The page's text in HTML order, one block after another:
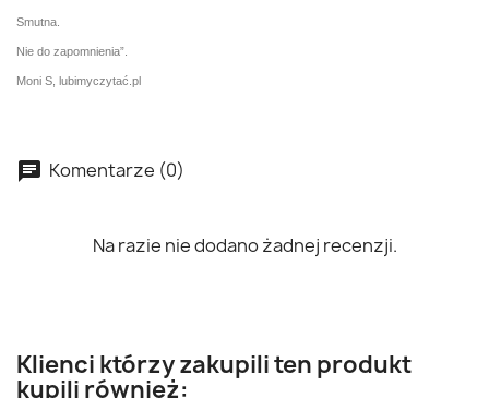
Smutna.
Nie do zapomnienia”.
Moni S, lubimyczytać.pl
Komentarze (0)
Na razie nie dodano żadnej recenzji.
Klienci którzy zakupili ten produkt
kupili również: